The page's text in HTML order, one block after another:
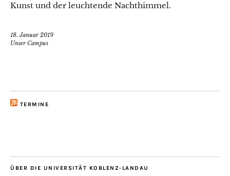
Kunst und der leuchtende Nachthimmel.
18. Januar 2019
Unser Campus
TERMINE
ÜBER DIE UNIVERSITÄT KOBLENZ-LANDAU